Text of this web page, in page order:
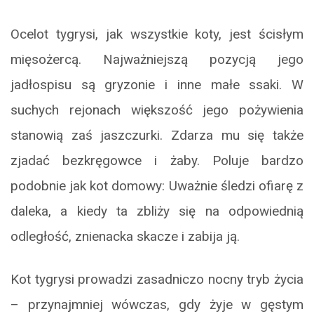
Ocelot tygrysi, jak wszystkie koty, jest ścisłym
mięsożercą. Najważniejszą pozycją jego
jadłospisu są gryzonie i inne małe ssaki. W
suchych rejonach większość jego pożywienia
stanowią zaś jaszczurki. Zdarza mu się także
zjadać bezkręgowce i żaby. Poluje bardzo
podobnie jak kot domowy: Uważnie śledzi ofiarę z
daleka, a kiedy ta zbliży się na odpowiednią
odległość, znienacka skacze i zabija ją.
Kot tygrysi prowadzi zasadniczo nocny tryb życia
– przynajmniej wówczas, gdy żyje w gęstym